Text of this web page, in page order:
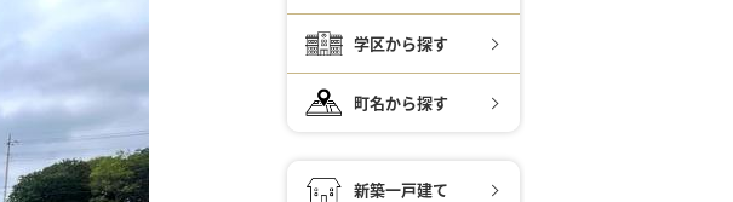
学区から探す
町名から探す
新築一戸建て